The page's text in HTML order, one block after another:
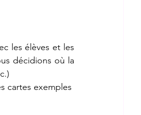
les élèves et les
décidions où la
cartes exemples